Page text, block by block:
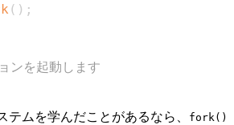
( ) ;
を起動します
テムを学んだことがあるなら、 fork()